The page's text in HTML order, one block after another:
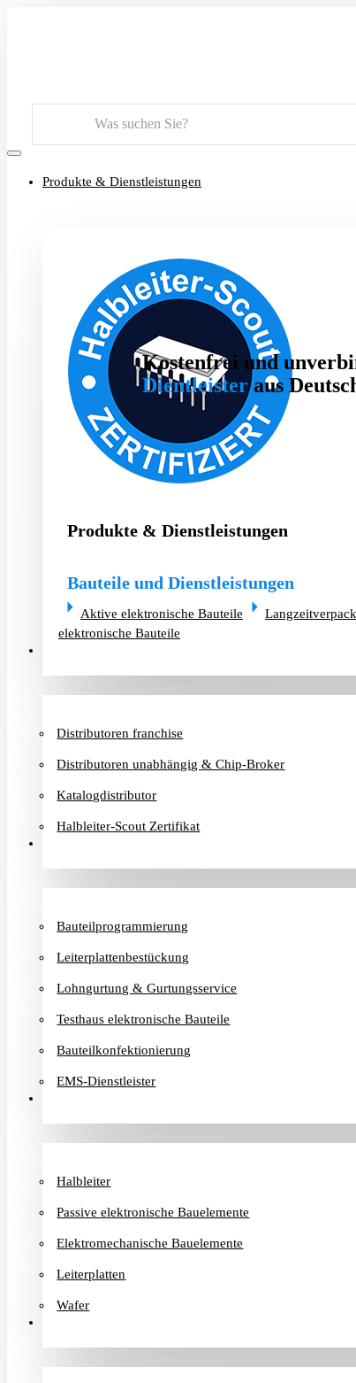
Produkte & Dienstleistungen
Kostenfrei und
Dientleisteraus
Produkte & Dienstleistungen
Bauteile und Dienstleistungen
Aktive elektronische Bauteile
elektronische Bauteile
Distributoren franchise
Distributoren unabhängig & Chip-Broker
Katalogdistributor
Halbleiter-Scout Zertifikat
Bauteilprogrammierung
Leiterplattenbestückung
Lohngurtung & Gurtungsservice
Testhaus elektronische Bauteile
Bauteilkonfektionierung
EMS-Dienstleister
Halbleiter
Passive elektronische Bauelemente
Elektromechanische Bauelemente
Leiterplatten
Wafer